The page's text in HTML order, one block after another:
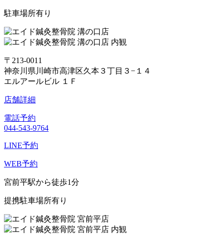
駐車場所有り
〒213-0011
神奈川県川崎市高津区久本３丁目３−１４
エルアールビル １Ｆ
店舗詳細
電話予約
044-543-9764
LINE予約
WEB予約
宮前平駅から徒歩1分
提携駐車場所有り